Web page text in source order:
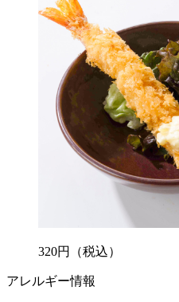
320円 （税込）
アレルギー情報